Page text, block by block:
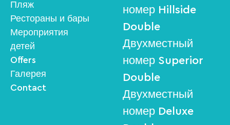
Пляж
Рестораны и бары
Мероприятия
детей
Offers
Галерея
Contact
номер Hillside
Double
Двухместный
номер Superior
Double
Двухместный
номер Deluxe